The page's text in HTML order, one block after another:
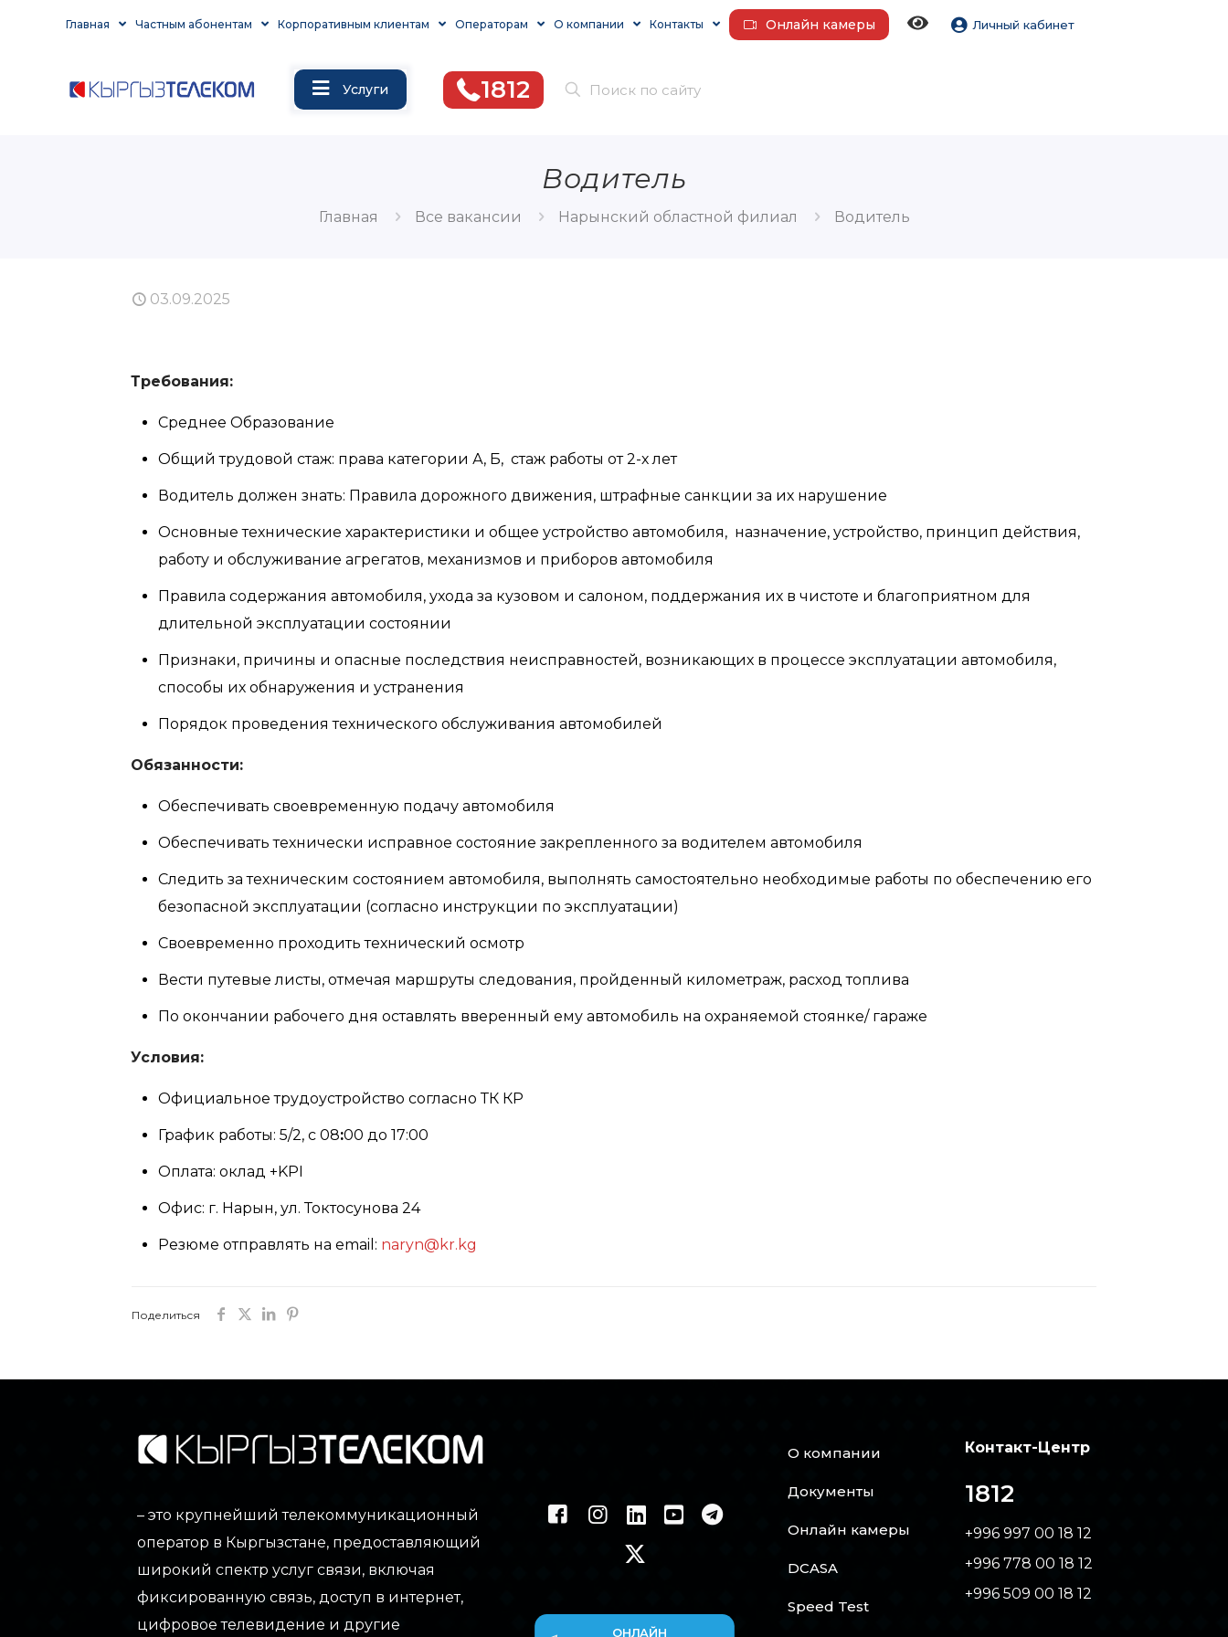
Главная Частным абонентам Корпоративным клиентам Операторам О компании Контакты Онлайн камеры Личный кабинет
Услуги 1812
Водитель
Главная Все вакансии Нарынский областной филиал Водитель
03.09.2025
Требования:
Среднее Образование
Общий трудовой стаж: права категории А, Б, стаж работы от 2-х лет
Водитель должен знать: Правила дорожного движения, штрафные санкции за их нарушение
Основные технические характеристики и общее устройство автомобиля, назначение, устройство, принцип действия,
работу и обслуживание агрегатов, механизмов и приборов автомобиля
Правила содержания автомобиля, ухода за кузовом и салоном, поддержания их в чистоте и благоприятном для
длительной эксплуатации состоянии
Признаки, причины и опасные последствия неисправностей, возникающих в процессе эксплуатации автомобиля,
способы их обнаружения и устранения
Порядок проведения технического обслуживания автомобилей
Обязанности:
Обеспечивать своевременную подачу автомобиля
Обеспечивать технически исправное состояние закрепленного за водителем автомобиля
Следить за техническим состоянием автомобиля, выполнять самостоятельно необходимые работы по обеспечению его
безопасной эксплуатации (согласно инструкции по эксплуатации)
Своевременно проходить технический осмотр
Вести путевые листы, отмечая маршруты следования, пройденный километраж, расход топлива
По окончании рабочего дня оставлять вверенный ему автомобиль на охраняемой стоянке/ гараже
Условия:
Официальное трудоустройство согласно ТК КР
График работы: 5/2, с 08:00 до 17:00
Оплата: оклад +KPI
Офис: г. Нарын, ул. Токтосунова 24
Резюме отправлять на email: naryn@kr.kg
Поделиться
– это крупнейший телекоммуникационный
оператор в Кыргызстане, предоставляющий
широкий спектр услуг связи, включая
фиксированную связь, доступ в интернет,
цифровое телевидение и другие
ОНЛАЙН
О компании
Документы
Онлайн камеры
DCASA
Speed Test
Контакт-Центр
1812
+996 997 00 18 12
+996 778 00 18 12
+996 509 00 18 12